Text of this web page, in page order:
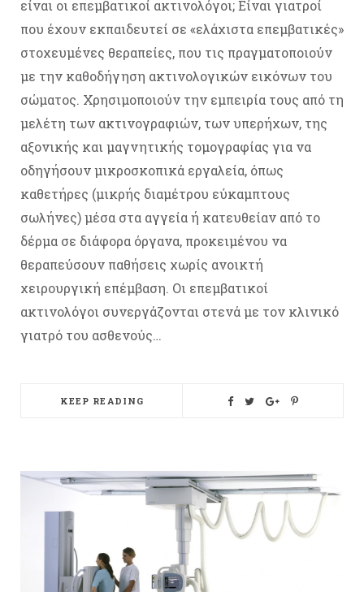
είναι οι επεμβατικοί ακτινολόγοι; Είναι γιατροί
που έχουν εκπαιδευτεί σε «ελάχιστα επεμβατικές»
στοχευμένες θεραπείες, που τις πραγματοποιούν
με την καθοδήγηση ακτινολογικών εικόνων του
σώματος. Χρησιμοποιούν την εμπειρία τους από τη
μελέτη των ακτινογραφιών, των υπερήχων, της
αξονικής και μαγνητικής τομογραφίας για να
οδηγήσουν μικροσκοπικά εργαλεία, όπως
καθετήρες (μικρής διαμέτρου εύκαμπτους
σωλήνες) μέσα στα αγγεία ή κατευθείαν από το
δέρμα σε διάφορα όργανα, προκειμένου να
θεραπεύσουν παθήσεις χωρίς ανοικτή
χειρουργική επέμβαση. Οι επεμβατικοί
ακτινολόγοι συνεργάζονται στενά με τον κλινικό
γιατρό του ασθενούς…
KEEP READING